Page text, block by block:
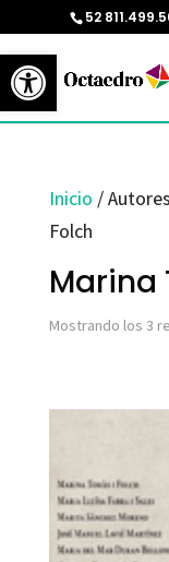
Abrir barra de
52
Inicio /
Folch
Marina
Mostrando los 3